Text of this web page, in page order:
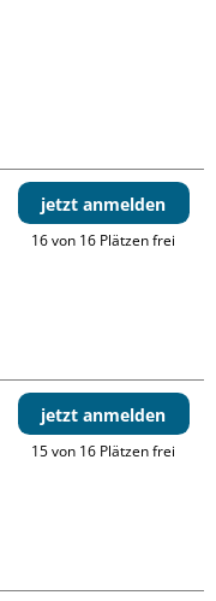
jetzt anmelden
16 von 16 Plätzen frei
jetzt anmelden
15 von 16 Plätzen frei